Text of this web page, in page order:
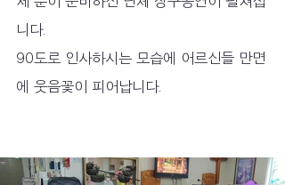
니다.
90도로 인사하시는 모습에 어르신들 만면
에 웃음꽃이 피어납니다.